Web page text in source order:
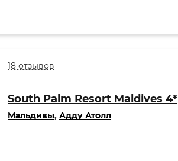
18 отзывов
South Palm Resort Maldives 4*
Мальдивы, Адду Атолл